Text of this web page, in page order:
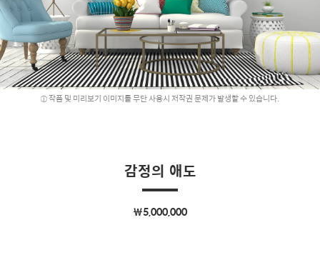
작품 및 미리보기 이미지를 무단 사용시 저작권 문제가 발생할 수 있습니다.
감정의 애도
￦5,000,000